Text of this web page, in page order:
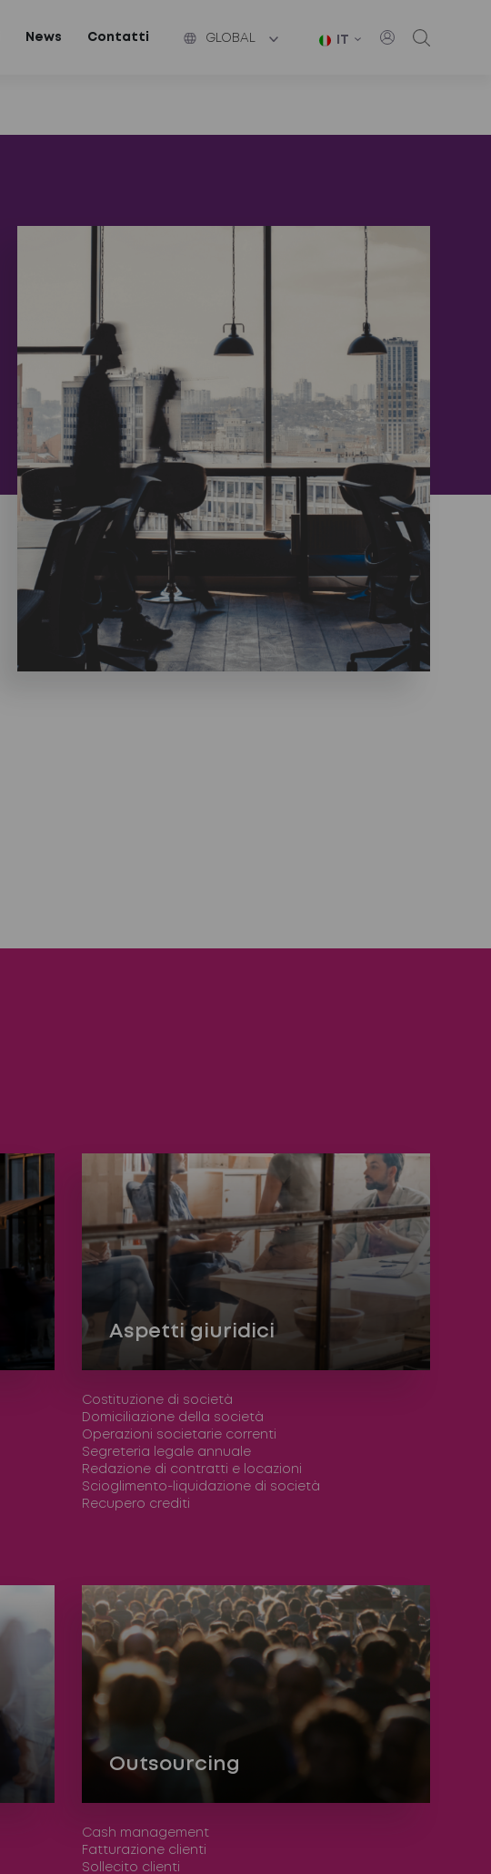
News Contatti GLOBAL IT
Aspetti giuridici
Costituzione di società
Domiciliazione della società
Operazioni societarie correnti
Segreteria legale annuale
Redazione di contratti e locazioni
Scioglimento-liquidazione di società
Recupero crediti
Outsourcing
Cash management
Fatturazione clienti
Sollecito clienti